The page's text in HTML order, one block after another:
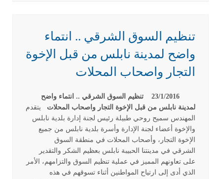
تنظيم السوق الشرقي .. انتماء
واضح لمدينة نابلس من قبل الإخوة
التجار واصحاب المحلات
تنظيم السوق الشرقي .. انتماء واضح
لمدينة نابلس من قبل الإخوة التجار واصحاب المحلات
يتقدم
المهندس سميح روحي طبيلة رئيس لجنة إدارة بلدية نابلس
والإخوة أعضاء لجنة الإدارة وأسرة بلدية نابلس من جميع
الإخوة التجار، وأصحاب المحلات في منطقة السوق
الشرقي في مدينتنا الحبيبة نابلس بعظيم الشكر والتقدير
على تعاونهم المميز في عملية تنظيم السوق والتزامهم، الأمر
الذي أدى إلى ارتياح المواطنين أثناء تسوقهم في هذه